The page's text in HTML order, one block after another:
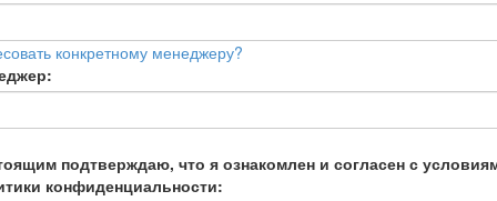
конкретному менеджеру?
подтверждаю, что я ознакомлен и согласен с
конфиденциальности: